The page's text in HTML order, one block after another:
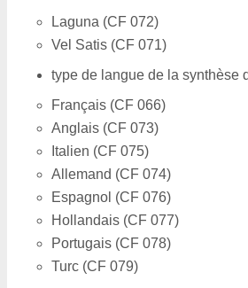
Laguna (CF 072)
Vel Satis (CF 071)
type de langue de la synthèse
Français (CF 066)
Anglais (CF 073)
Italien (CF 075)
Allemand (CF 074)
Espagnol (CF 076)
Hollandais (CF 077)
Portugais (CF 078)
Turc (CF 079)